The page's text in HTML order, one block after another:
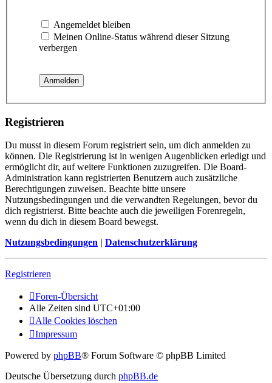
Angemeldet bleiben
Meinen Online-Status während dieser Sitzung
verbergen
Registrieren
Du musst in diesem Forum registriert sein, um dich anmelden zu
können. Die Registrierung ist in wenigen Augenblicken erledigt und
ermöglicht dir, auf weitere Funktionen zuzugreifen. Die Board-
Administration kann registrierten Benutzern auch zusätzliche
Berechtigungen zuweisen. Beachte bitte unsere
Nutzungsbedingungen und die verwandten Regelungen, bevor du
dich registrierst. Bitte beachte auch die jeweiligen Forenregeln,
wenn du dich in diesem Board bewegst.
Nutzungsbedingungen | Datenschutzerklärung
Registrieren
Foren-Übersicht
Alle Zeiten sind UTC+01:00
Alle Cookies löschen
Impressum
Powered by phpBB® Forum Software © phpBB Limited
Deutsche Übersetzung durch phpBB.de